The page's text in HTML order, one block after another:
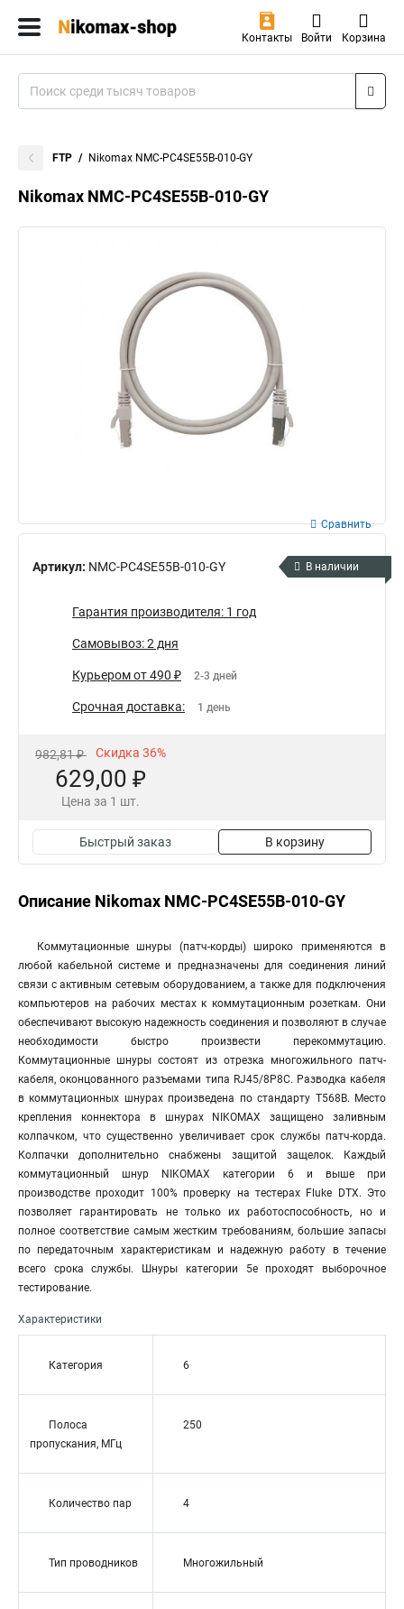
Контакты Войти Корзина
FTP Nikomax NMC-PC4SE55B-010-GY
Nikomax NMC-PC4SE55B-010-GY
Артикул: NMC-PC4SE55B-010-GY
Сравнить
В наличии
Гарантия производителя: 1 год
Самовывоз: 2 дня
Курьером от 490 ₽ 2-3 дней
Срочная доставка: 1 день
982,81 ₽ Скидка 36%
629,00 ₽
Цена за 1 шт.
Быстрый заказ В корзину
Описание Nikomax NMC-PC4SE55B-010-GY
Коммутационные шнуры (патч-корды) широко применяются в
любой кабельной системе и предназначены для соединения линий
связи с активным сетевым оборудованием, а также для подключения
компьютеров на рабочих местах к коммутационным розеткам. Они
обеспечивают высокую надежность соединения и позволяют в случае
необходимости быстро произвести перекоммутацию.
Коммутационные шнуры состоят из отрезка многожильного патч-
кабеля, оконцованного разъемами типа RJ45/8P8C. Разводка кабеля
в коммутационных шнурах произведена по стандарту T568B. Место
крепления коннектора в шнурах NIKOMAX защищено заливным
колпачком, что существенно увеличивает срок службы патч-корда.
Колпачки дополнительно снабжены защитой защелок. Каждый
коммутационный шнур NIKOMAX категории 6 и выше при
производстве проходит 100% проверку на тестерах Fluke DTX. Это
позволяет гарантировать не только их работоспособность, но и
полное соответствие самым жестким требованиям, большие запасы
по передаточным характеристикам и надежную работу в течение
всего срока службы. Шнуры категории 5е проходят выборочное
тестирование.
Характеристики
Категория 6
Полоса
пропускания, МГц
250
Количество пар 4
Тип проводников Многожильный